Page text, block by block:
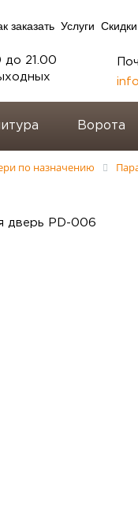
заказать Услуги Скидки
до 21.00
Ворота
по назначению